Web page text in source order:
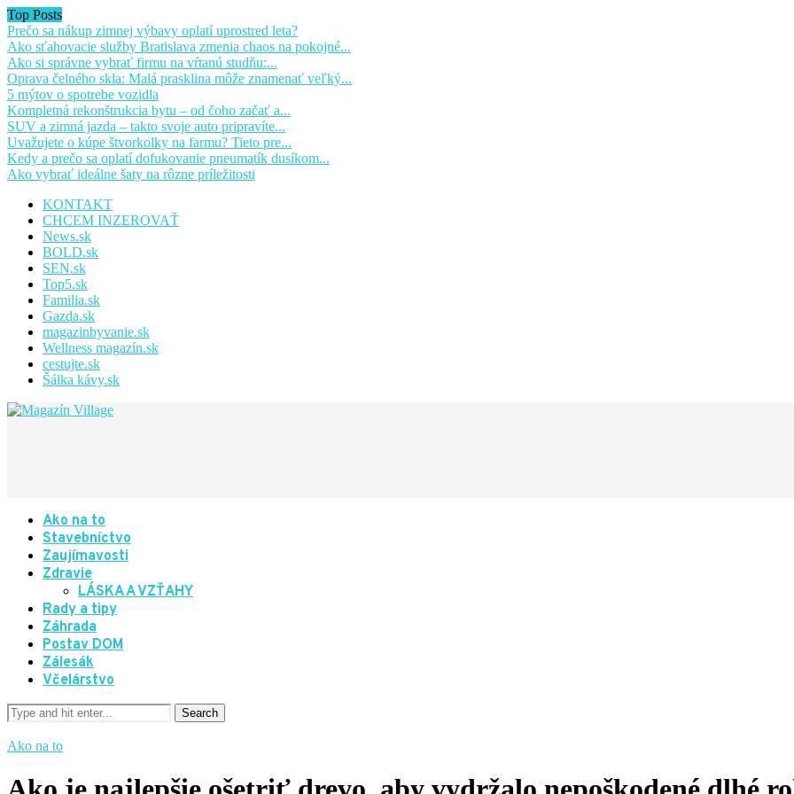
Top Posts
Prečo sa nákup zimnej výbavy oplatí uprostred leta?
Ako sťahovacie služby Bratislava zmenia chaos na pokojné...
Ako si správne vybrať firmu na vŕtanú studňu:...
Oprava čelného skla: Malá prasklina môže znamenať veľký...
5 mýtov o spotrebe vozidla
Kompletná rekonštrukcia bytu – od čoho začať a...
SUV a zimná jazda – takto svoje auto pripravíte...
Uvažujete o kúpe štvorkolky na farmu? Tieto pre...
Kedy a prečo sa oplatí dofukovanie pneumatík dusíkom...
Ako vybrať ideálne šaty na rôzne príležitosti
KONTAKT
CHCEM INZEROVAŤ
News.sk
BOLD.sk
SEN.sk
Top5.sk
Familia.sk
Gazda.sk
magazinbyvanie.sk
Wellness magazín.sk
cestujte.sk
Šálka kávy.sk
Ako na to
Stavebníctvo
Zaujímavosti
Zdravie
LÁSKA A VZŤAHY
Rady a tipy
Záhrada
Postav DOM
Zálesák
Včelárstvo
Ako na to